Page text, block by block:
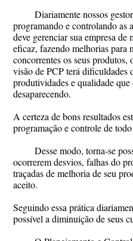
Diariamente nossos
programando e controlando as
deve gerenciar sua empresa
eficaz, fazendo melhorias para
concorrentes os seus produtos,
visão de PCP terá dificuldades
produtividades e qualidade que
desaparecendo.
A certeza de bons resultados
programação e controle de
Desse modo, torna-se
ocorrerem desvios, falhas do
traçadas de melhoria de seu
aceito.
Seguindo essa prática
possível a diminuição de seus